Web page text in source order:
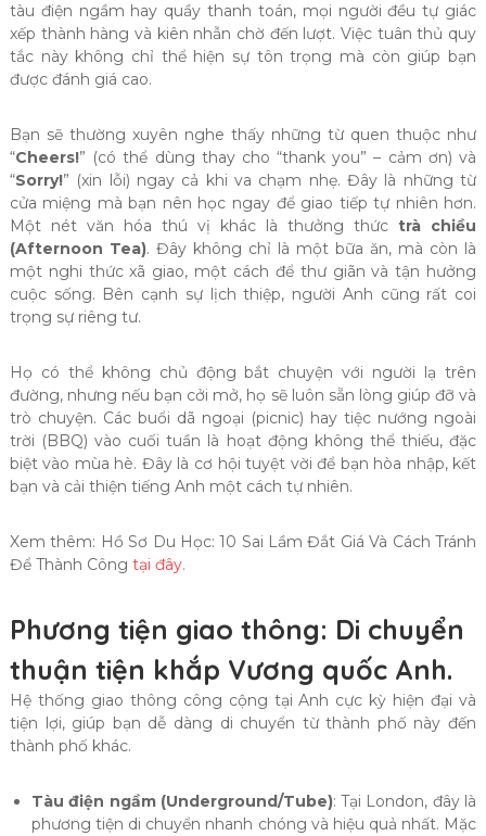
tàu điện ngầm hay quầy thanh toán, mọi người đều tự giác
xếp thành hàng và kiên nhẫn chờ đến lượt. Việc tuân thủ quy
tắc này không chỉ thể hiện sự tôn trọng mà còn giúp bạn
được đánh giá cao.
Bạn sẽ thường xuyên nghe thấy những từ quen thuộc như
“Cheers!” (có thể dùng thay cho “thank you” – cảm ơn) và
“Sorry!” (xin lỗi) ngay cả khi va chạm nhẹ. Đây là những từ
cửa miệng mà bạn nên học ngay để giao tiếp tự nhiên hơn.
Một nét văn hóa thú vị khác là thưởng thứctrà chiều
(Afternoon Tea). Đây không chỉ là một bữa ăn, mà còn là
một nghi thức xã giao, một cách để thư giãn và tận hưởng
cuộc sống. Bên cạnh sự lịch thiệp, người Anh cũng rất coi
trọng sự riêng tư.
Họ có thể không chủ động bắt chuyện với người lạ trên
đường, nhưng nếu bạn cởi mở, họ sẽ luôn sẵn lòng giúp đỡ và
trò chuyện. Các buổi dã ngoại (picnic) hay tiệc nướng ngoài
trời (BBQ) vào cuối tuần là hoạt động không thể thiếu, đặc
biệt vào mùa hè. Đây là cơ hội tuyệt vời để bạn hòa nhập, kết
bạn và cải thiện tiếng Anh một cách tự nhiên.
Xem thêm: Hồ Sơ Du Học: 10 Sai Lầm Đắt Giá Và Cách Tránh
Để Thành Công tại đây.
Phương tiện giao thông: Di chuyển
thuận tiện khắp Vương quốc Anh.
Hệ thống giao thông công cộng tại Anh cực kỳ hiện đại và
tiện lợi, giúp bạn dễ dàng di chuyển từ thành phố này đến
thành phố khác.
Tàu điện ngầm (Underground/Tube): Tại London, đây là
phương tiện di chuyển nhanh chóng và hiệu quả nhất. Mặc